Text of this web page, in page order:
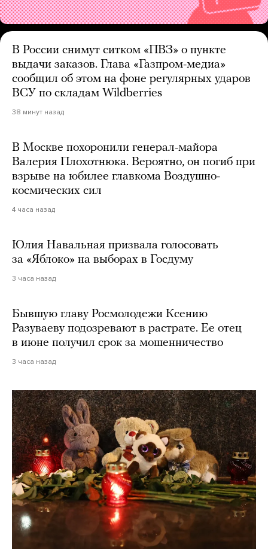
В России снимут ситком «ПВЗ» о пункте
выдачи заказов. Глава «Газпром-медиа»
сообщил об этом на фоне регулярных ударов
ВСУ по складам Wildberries
38 минут назад
В Москве похоронили генерал-майора
Валерия Плохотнюка. Вероятно, он погиб при
взрыве на юбилее главкома Воздушно-
космических сил
4 часа назад
Юлия Навальная призвала голосовать
за «Яблоко» на выборах в Госдуму
3 часа назад
Бывшую главу Росмолодежи Ксению
Разуваеву подозревают в растрате. Ее отец
в июне получил срок за мошенничество
3 часа назад